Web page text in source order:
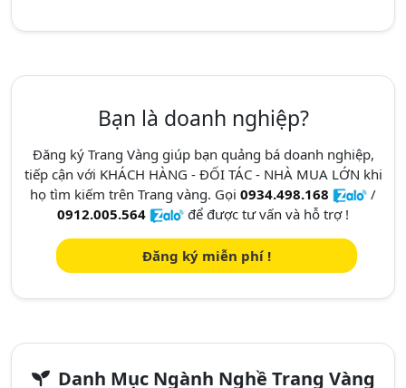
Bạn là doanh nghiệp?
Đăng ký Trang Vàng giúp bạn quảng bá doanh nghiệp,
tiếp cận với KHÁCH HÀNG - ĐỐI TÁC - NHÀ MUA LỚN khi
họ tìm kiếm trên Trang vàng. Gọi 0934.498.168
/
0912.005.564
để được tư vấn và hỗ trợ !
Đăng ký miễn phí !
Danh Mục Ngành Nghề Trang Vàng